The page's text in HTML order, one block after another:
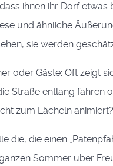
ihnen ihr Dorf
und ähnliche
sie werden
oder Gäste: Oft zeigt
Straße entlang fahren
zum Lächeln animiert?
die, die einen
Sommer über